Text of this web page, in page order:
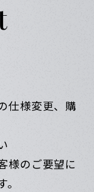
仕様変更、購
様のご要望に